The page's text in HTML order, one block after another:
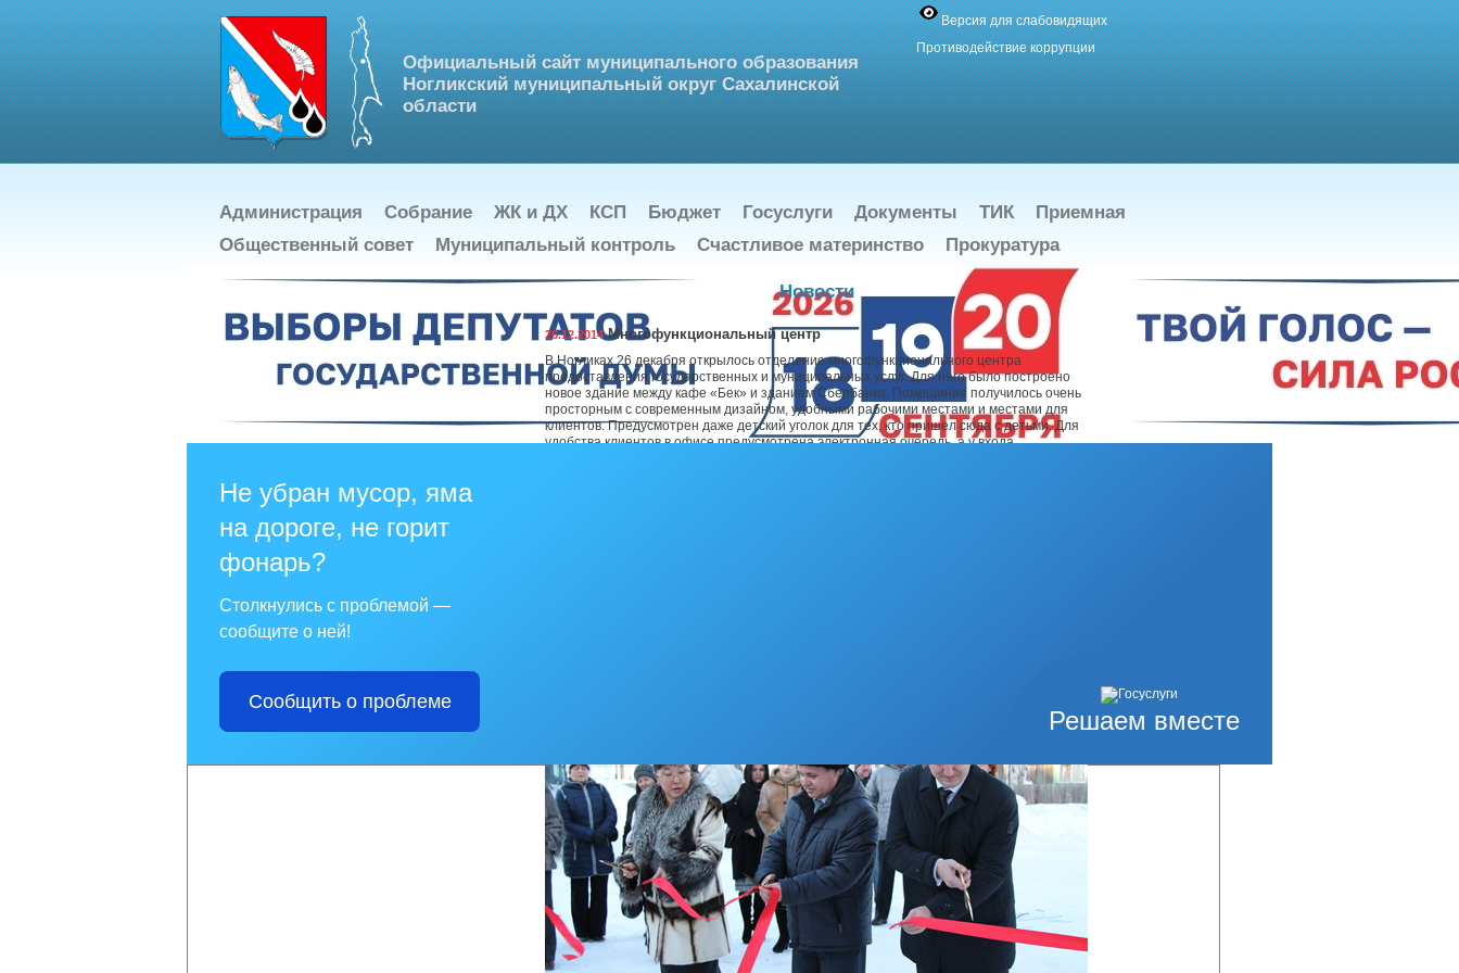
Официальный сайт муниципального образования
Ногликский муниципальный округ Сахалинской
области
Версия для слабовидящих
Противодействие коррупции
Администрация Собрание ЖК и ДХ КСП Бюджет Госуслуги Документы ТИК
Приемная
Общественный совет
Муниципальный контроль Счастливое материнство Прокуратура
Решаем вместе
Не убран мусор, яма
на дороге, не горит
фонарь?
Столкнулись с проблемой —
сообщите о ней!
Сообщить о проблеме
Новости
26.12.2014Многофункциональный центр
В Ногликах 26 декабря открылось отделение многофункционального центра
предоставления государственных и муниципальных услуг. Для него было построено
новое здание между кафе «Бек» и зданием Сбербанка. Помещение получилось очень
просторным с современным дизайном, удобными рабочими местами и местами для
клиентов. Предусмотрен даже детский уголок для тех, кто пришел сюда с детьми. Для
удобства клиентов в офисе предусмотрена электронная очередь, а у входа